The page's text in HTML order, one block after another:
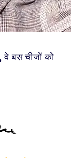
वे बस चीजों को